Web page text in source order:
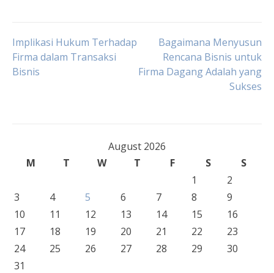
Post
navigation
Implikasi Hukum Terhadap
Firma dalam Transaksi
Bisnis
Bagaimana Menyusun
Rencana Bisnis untuk
Firma Dagang Adalah yang
Sukses
August 2026
M
T W T F S
S
1
2
3
4 5 6 7 8
9
10
11 12 13 14 15
16
17
18 19 20 21 22
23
24
25 26 27 28 29
30
31